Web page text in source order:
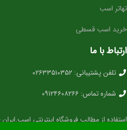
تهاتر اسب
خرید اسب قسطی
ارتباط با ما
تلفن پشتیبانی: ۰۲۶۳۳۵۱۰۳۵۲
شماره تماس: ۰۹۱۲۴۶۰۸۲۶۶
استفاده از مطالب فروشگاه اینترنتی